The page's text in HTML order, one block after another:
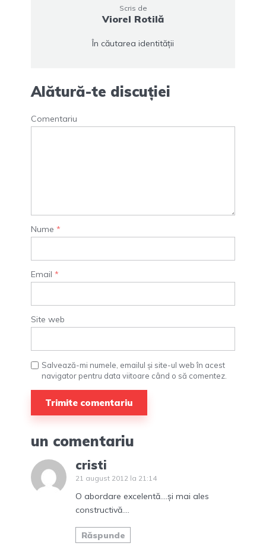
Scris de
Viorel Rotilă
În căutarea identității
Alătură-te discuției
Comentariu
Nume *
Email *
Site web
Salvează-mi numele, emailul și site-ul web în acest
navigator pentru data viitoare când o să comentez.
un comentariu
cristi
21 august 2012 la 21:14
O abordare excelentă….și mai ales
constructivă….
Răspunde